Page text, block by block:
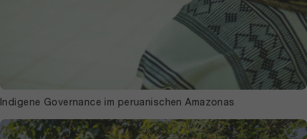
Indigene Governance im peruanischen Amazonas